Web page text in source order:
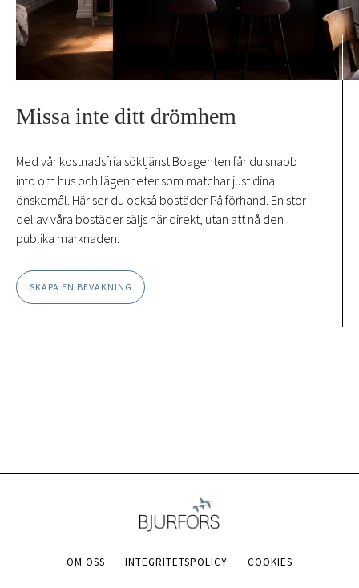
Missa inte ditt drömhem
Med vår kostnadsfria söktjänst Boagenten får du snabb
info om hus och lägenheter som matchar just dina
önskemål. Här ser du också bostäder På förhand. En stor
del av våra bostäder säljs här direkt, utan att nå den
publika marknaden.
SKAPA EN BEVAKNING
OM OSS INTEGRITETSPOLICY COOKIES